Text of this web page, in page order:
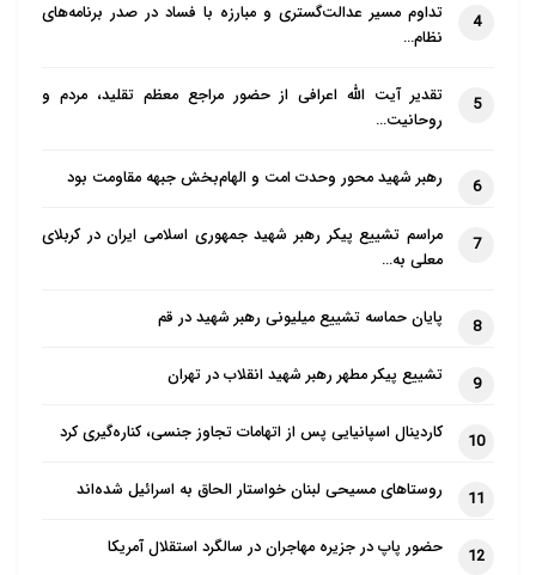
4
تداوم مسیر عدالت‌گستری و مبارزه با فساد در صدر برنامه‌های
نظام…
5
تقدیر آیت الله اعرافی از حضور مراجع معظم تقلید، مردم و
روحانیت…
6 رهبر شهید محور وحدت امت و الهام‌بخش جبهه مقاومت بود
7
مراسم تشییع پیکر رهبر شهید جمهوری اسلامی ایران در کربلای
معلی به…
8 پایان حماسه تشییع میلیونی رهبر شهید در قم
9 تشییع پیکر مطهر رهبر شهید انقلاب در تهران
10 کاردینال اسپانیایی پس از اتهامات تجاوز جنسی، کناره‌گیری کرد
11 روستاهای مسیحی لبنان خواستار الحاق به اسرائیل شده‌اند
12 حضور پاپ در جزیره مهاجران در سالگرد استقلال آمریکا